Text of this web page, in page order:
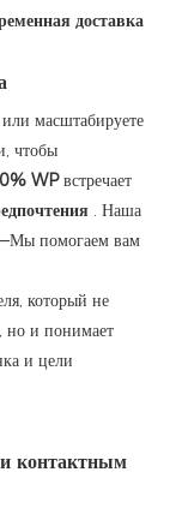
доставка
масштабируете
чтобы
WPвстречает
. Наша
помогаем вам
который не
но и понимает
и цели
контактным